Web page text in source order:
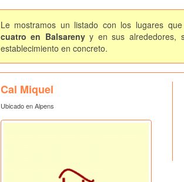
Le mostramos un listado con los lugares
cuatro en Balsarenyy en sus alrededores,
establecimiento en concreto.
Cal Miquel
Ubicado en Alpens